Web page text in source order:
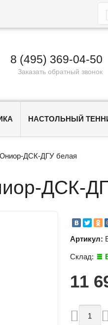
8 (495) 369-04-50
Заказать обратный звонок
НАСТОЛЬНЫЙ
ДСК-ДГУ белая
ДСК-
Артикул:
Склад:
11
 